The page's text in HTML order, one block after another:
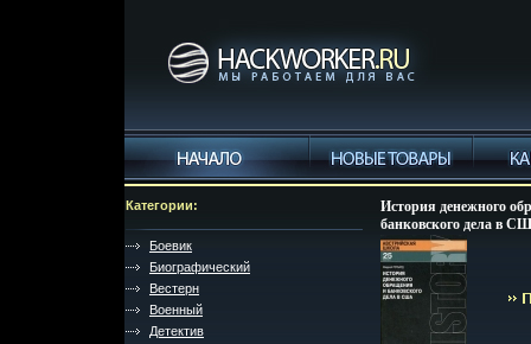
Категории:
Боевик
Биографический
Вестерн
Военный
Детектив
История денежного
банковского дела в
инфо 9076s.